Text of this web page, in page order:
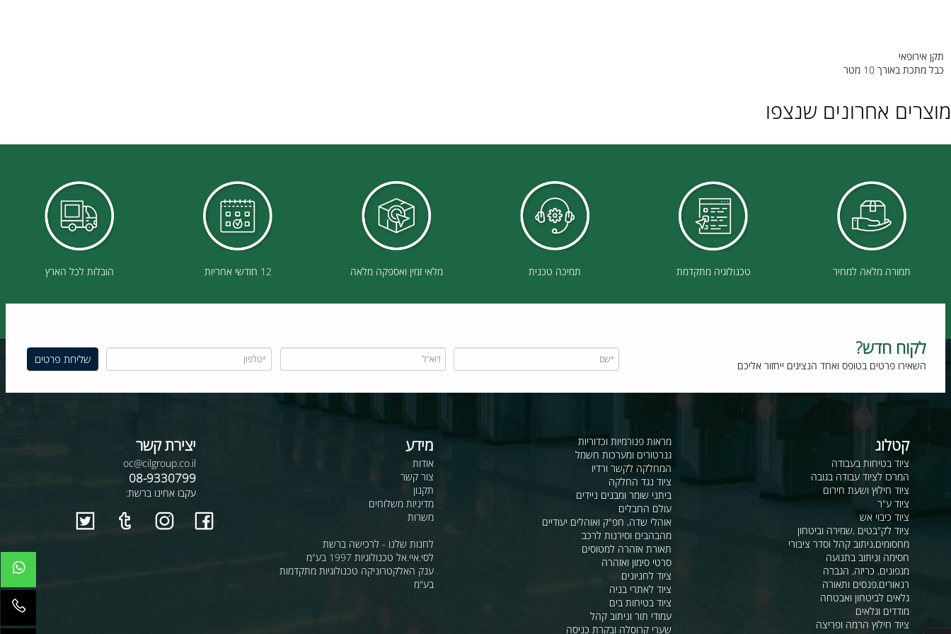
אחרונים שנצפו
חדש?
פרטים בטופס ואחד הנציגים ייחזור אליכם
ציוד בטיחות בעבודה
המרכז לציוד עבודה בגובה
ציוד חילוץ ושעת חירום
ציוד כיבוי אש
ציוד לק"בטים ,שמירה וביטחון
מחסומים,ניתוב קהל וסדר ציבורי
חסימה וניתוב בתנועה
מגפונים, כריזה, הגברה
מראות פנורמיות וכדוריות
גנרטורים ומערכות חשמל
המחלקה לקשר ורדיו
ציוד נגד החלקה
ביתני שומר ומבנים ניידים
עולם החבלים
אוהלי שדה, חפ"ק ואוהלים יעודיים
מהבהבים וסירנות לרכב
תאורת אזהרה למטוסים
סרטי סימון ואזהרה
ציוד לחניונים
מידע
אודות
צור קשר
מדיניות משלוחים
משרות
לחנות שלנו - לרכישה ברשת
יצירת קשר
oc@cilgroup.co.il
08-9330799